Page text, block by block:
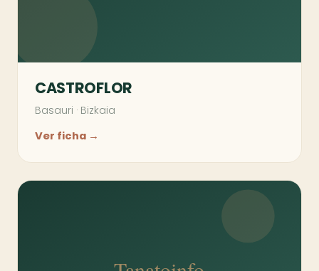
CASTROFLOR
Basauri · Bizkaia
Ver ficha →